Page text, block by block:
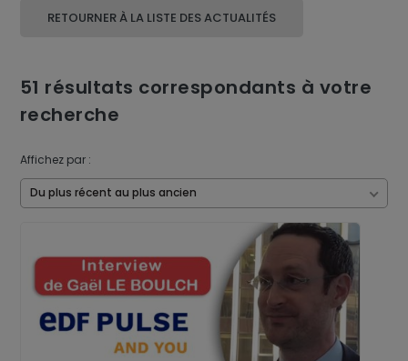
RETOURNER À LA LISTE DES ACTUALITÉS
51 résultats correspondants à votre
recherche
Affichez par :
Du plus récent au plus ancien